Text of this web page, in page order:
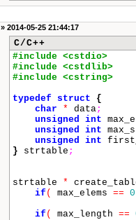
» 2014-05-25 21:44:17
C/C++
#include <cstdio>
#include <cstdlib>
#include <cstring>
typedef
struct
{
char
* data;
unsigned int
unsigned int
unsigned int
} strtable ;
strtable *
if ( max_elems == 0
if ( max_length ==